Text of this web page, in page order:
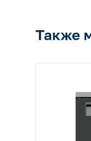
Также